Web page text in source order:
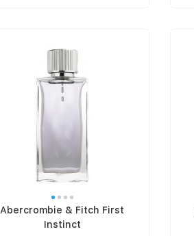
Abercrombie & Fitch First
Instinct